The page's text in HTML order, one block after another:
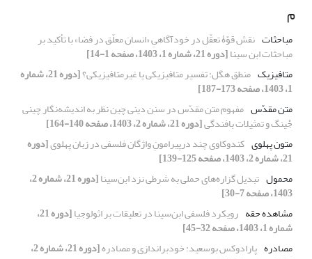
م
مباحثات نقش قوّۀ تعقّل در خودآگاهیِ «انسان معلّق در فضا» با تأکید بر
مباحثات ابن سینا[دوره 21، شماره 1، 1403، صفحه 1-14]
متافیزیک منطق هگل: تفسیر متافیزیکی یا غیرمتافیزیکی؟ [دوره 21، شماره
1، 1403، صفحه 173-187]
متن مقدّس مفهوم متن مقدّس در سنن دینی چین نظر به اندیشه‌نگار چینی
جْینگ و تمثیلات بافندگی[دوره 21، شماره 2، 1403، صفحه 140-164]
متون پهلوی کندوکاوی چند درپیرامونِ واژگان فلسفی در زبان پهلوی[دوره
21، شماره 2، 1403، صفحه 125-139]
محمول تبدیل گزاره‌های حملی به شرطی نزد ابن‌سینا [دوره 21، شماره 2،
1403، صفحه 7-30]
مشاهده حقه رویکرد فلسفی ابن‌سینا در تعلیقات بر اثولوجیا [دوره 21،
شماره 1، 1403، صفحه 32-45]
مصادره پارادوکس بوسعید: خودبراندازی و مصادره [دوره 21، شماره 2،